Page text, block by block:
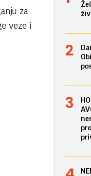
za
veze i